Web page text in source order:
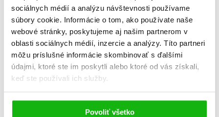
sociálnych médií a analýzu návštevnosti používame
súbory cookie. Informácie o tom, ako používate naše
webové stránky, poskytujeme aj našim partnerom v
oblasti sociálnych médií, inzercie a analýzy. Títo partneri
môžu príslušné informácie skombinovať s ďalšími
údajmi, ktoré ste im poskytli alebo ktoré od vás získali,
keď ste používali ich služby.
Povoliť všetko
Žáner
rozprávka
básničky, riekanky, rečňovanky
Počet strán 48
170x210 mm